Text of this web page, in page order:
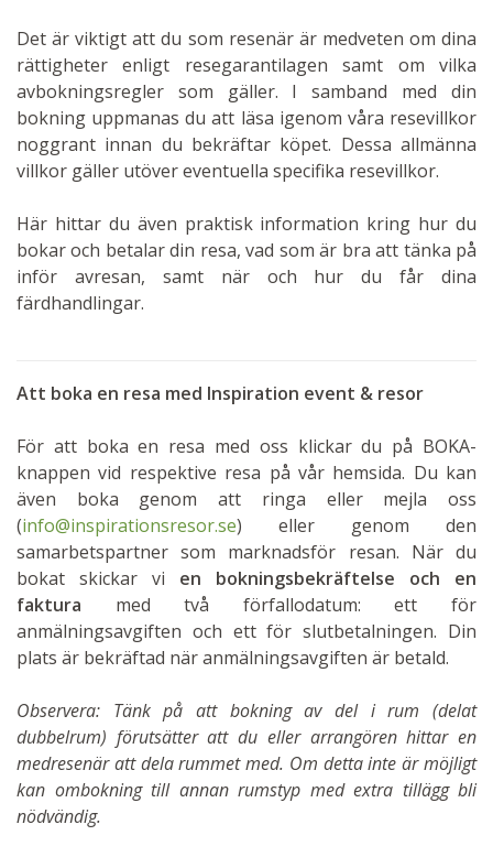
Det är viktigt att du som resenär är medveten om dina
rättigheter enligt resegarantilagen samt om vilka
avbokningsregler som gäller. I samband med din
bokning uppmanas du att läsa igenom våra resevillkor
noggrant innan du bekräftar köpet. Dessa allmänna
villkor gäller utöver eventuella specifika resevillkor.
Här hittar du även praktisk information kring hur du
bokar och betalar din resa, vad som är bra att tänka på
inför avresan, samt när och hur du får dina
färdhandlingar.
Att boka en resa med Inspiration event & resor
För att boka en resa med oss klickar du på BOKA-
knappen vid respektive resa på vår hemsida. Du kan
även boka genom att ringa eller mejla oss
(info@inspirationsresor.se) eller genom den
samarbetspartner som marknadsför resan. När du
bokat skickar vi en bokningsbekräftelse och en
faktura med två förfallodatum: ett för
anmälningsavgiften och ett för slutbetalningen. Din
plats är bekräftad när anmälningsavgiften är betald.
Observera: Tänk på att bokning av del i rum (delat
dubbelrum) förutsätter att du eller arrangören hittar en
medresenär att dela rummet med. Om detta inte är möjligt
kan ombokning till annan rumstyp med extra tillägg bli
nödvändig.